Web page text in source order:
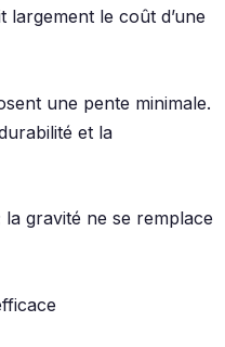
le coût d’une
une pente minimale.
et la
gravité ne se remplace